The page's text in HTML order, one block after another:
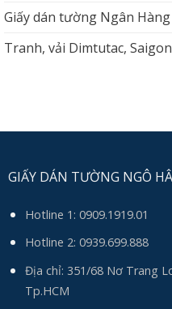
Giấy dán tường Ngân
Tranh, vải Dimtutac,
GIẤY DÁN TƯỜNG NGÔ
Hotline 1: 0909.1919.01
Hotline 2: 0939.699.888
Địa chỉ: 351/68 Nơ Trang
Tp.HCM